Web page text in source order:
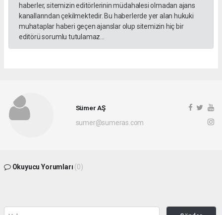
haberler, sitemizin editörlerinin müdahalesi olmadan ajans
kanallarından çekilmektedir. Bu haberlerde yer alan hukuki
muhataplar haberi geçen ajanslar olup sitemizin hiç bir
editörü sorumlu tutulamaz...
Sümer AŞ
sumer@sumeras.com
Okuyucu Yorumları (0)